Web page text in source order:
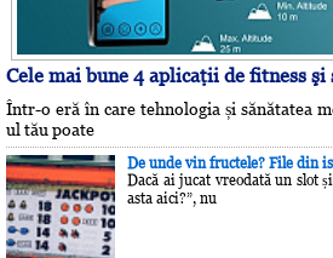
Cele mai bune 4 aplicaţii de fitness
Într-o eră în care tehnologia și sănătatea
ul tău poate
De unde vin fructele? File din
Dacă ai jucat vreodată un slot
asta aici?”, nu